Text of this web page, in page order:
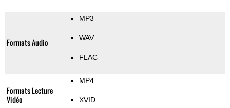
Formats Audio
MP3
WAV
FLAC
Formats Lecture
Vidéo
MP4
XVID